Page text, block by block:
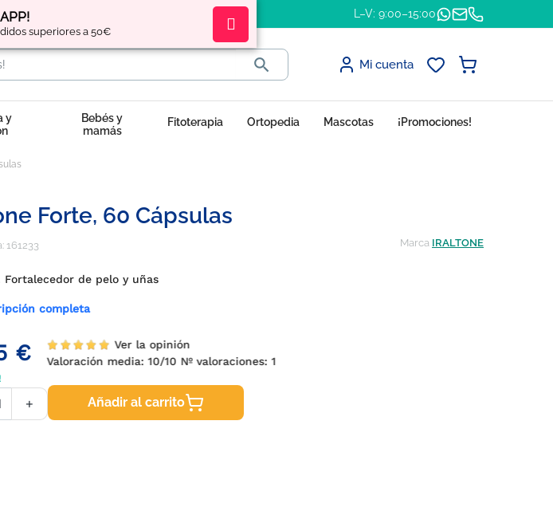
superiores a 50€
y obtén L–V: 9:00–15:00
 Mi cuenta
y
Bebés y
mamás
Fitoterapia Ortopedia Mascotas ¡Promociones!
Forte, 60 Cápsulas
161233 Marca IRALTONE
Fortalecedor de pelo y uñas
completa
€
Ver la opinión
Valoración media: 10/10 Nº valoraciones: 1
+ Añadir al carrito